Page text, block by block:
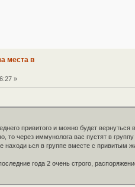
места в
»
привитого и можно будет вернуться
то через иммунолога вас пустят в группу
находи ься в группе вместе с привитым
года 2 очень строго,